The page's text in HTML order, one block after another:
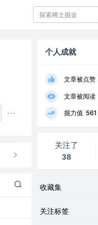
个人成就
文章被点赞
文章被阅读
掘力值 561
关注了
38
收藏集
关注标签